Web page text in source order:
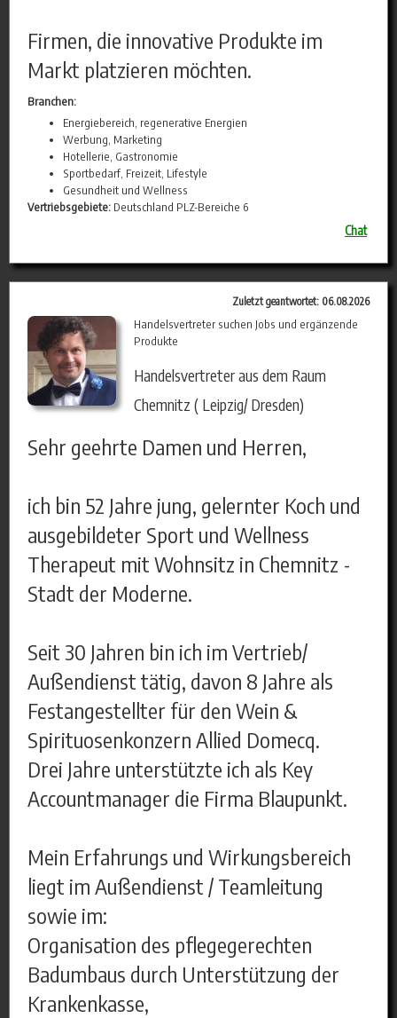
Firmen, die innovative Produkte im
Markt platzieren möchten.
Branchen:
Energiebereich, regenerative Energien
Werbung, Marketing
Hotellerie, Gastronomie
Sportbedarf, Freizeit, Lifestyle
Gesundheit und Wellness
Vertriebsgebiete: Deutschland PLZ-Bereiche 6
Chat
Zuletzt geantwortet: 06.08.2026
Handelsvertreter suchen Jobs und ergänzende
Produkte
Handelsvertreter aus dem Raum
Chemnitz ( Leipzig/ Dresden)
Sehr geehrte Damen und Herren,
ich bin 52 Jahre jung, gelernter Koch und
ausgebildeter Sport und Wellness
Therapeut mit Wohnsitz in Chemnitz -
Stadt der Moderne.
Seit 30 Jahren bin ich im Vertrieb/
Außendienst tätig, davon 8 Jahre als
Festangestellter für den Wein &
Spirituosenkonzern Allied Domecq.
Drei Jahre unterstützte ich als Key
Accountmanager die Firma Blaupunkt.
Mein Erfahrungs und Wirkungsbereich
liegt im Außendienst / Teamleitung
sowie im:
Organisation des pflegegerechten
Badumbaus durch Unterstützung der
Krankenkasse,